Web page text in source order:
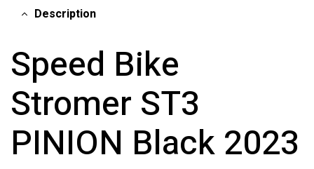
Description
Speed Bike
Stromer ST3
PINION Black 2023